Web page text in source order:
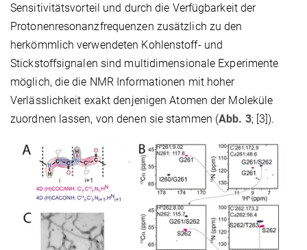
Sensitivitätsvorteil und durch die Verfügbarkeit der
Protonenresonanzfrequenzen zusätzlich zu den
herkömmlich verwendeten Kohlenstoff- und
Stickstoffsignalen sind multidimensionale Experimente
möglich, die die NMR Informationen mit hoher
Verlässlichkeit exakt denjenigen Atomen der Moleküle
zuordnen lassen, von denen sie stammen (Abb. 3; [3]).